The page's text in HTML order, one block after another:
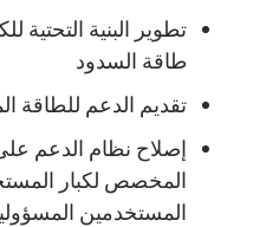
تطوير البنية التحتية
طاقة السدود
تقديم الدعم للطاقة
إصلاح نظام الدعم
المخصص لكبار
المستخدمين